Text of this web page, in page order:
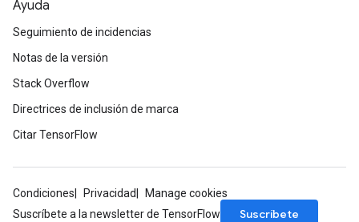
Ayuda
Seguimiento de incidencias
Notas de la versión
Stack Overflow
Directrices de inclusión de marca
Citar TensorFlow
Condiciones Privacidad
Manage cookies
Suscríbete a la newsletter de TensorFlow
Suscríbete